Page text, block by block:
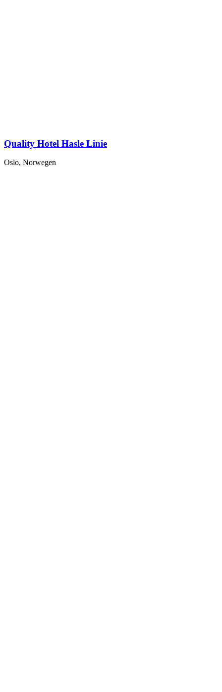
Quality Hotel Hasle Linie
Oslo, Norwegen